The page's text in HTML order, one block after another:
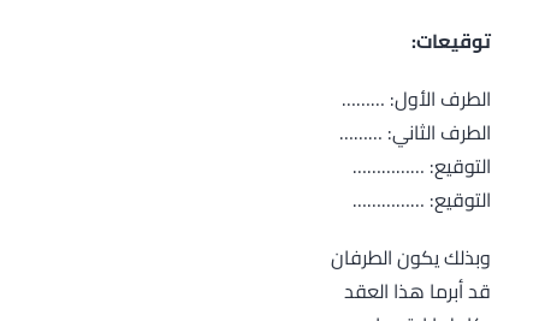
توقيعات:
الطرف الأول: ………
الطرف الثاني: ………
التوقيع: ……………
التوقيع: ……………
وبذلك يكون الطرفان
قد أبرما هذا العقد